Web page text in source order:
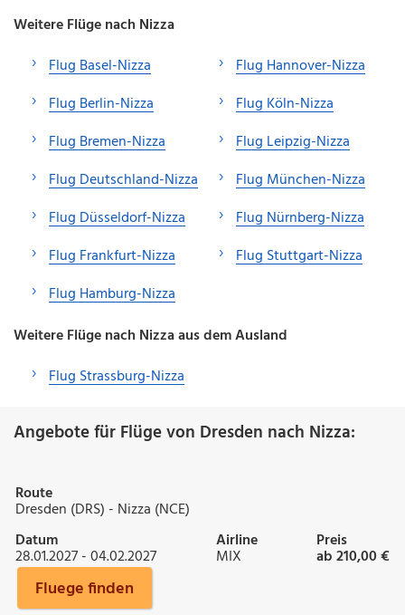
Weitere Flüge nach Nizza
Flug Basel-Nizza
Flug Berlin-Nizza
Flug Bremen-Nizza
Flug Deutschland-Nizza
Flug Düsseldorf-Nizza
Flug Frankfurt-Nizza
Flug Hamburg-Nizza
Flug Hannover-Nizza
Flug Köln-Nizza
Flug Leipzig-Nizza
Flug München-Nizza
Flug Nürnberg-Nizza
Flug Stuttgart-Nizza
Weitere Flüge nach Nizza aus dem Ausland
Flug Strassburg-Nizza
Angebote für Flüge von Dresden nach Nizza:
Route
Dresden (DRS) - Nizza (NCE)
Datum
28.01.2027 - 04.02.2027
Airline
MIX
Preis
ab 210,00 €
Fluege finden